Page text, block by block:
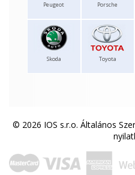
Peugeot Porsche
Skoda Toyota
© 2026 IOS s.r.o. Általános